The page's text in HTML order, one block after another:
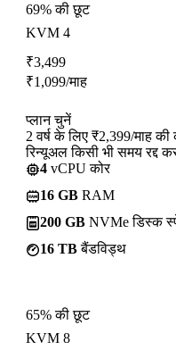
69% की छूट
KVM 4
₹3,499
₹1,099/माह
प्लान चुनें
2 वर्ष के लिए ₹2,399/माह
रिन्यूअल किसी भी समय रद्द
4 vCPU कोर
16 GB RAM
200 GB NVMe डिस्क
16 TBबैंडविड्थ
65% की छूट
KVM 8